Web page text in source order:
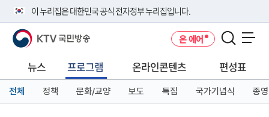
이 누리집은 대한민국 공식 전자정부 누리집입니다.
공식 누리집 주소 확인하기
니다.
이밖에 or.kr 또는 .kr등 다른 도메인 주소를 사용하고 있다면 아래 URL에
서 도메인 주소를 확인해 보세요
KTV 국민방송 온 에어
뉴스 프로그램 온라인콘텐츠 편성표
전체 정책 문화/교양 보도 특집 국가기념식 종영